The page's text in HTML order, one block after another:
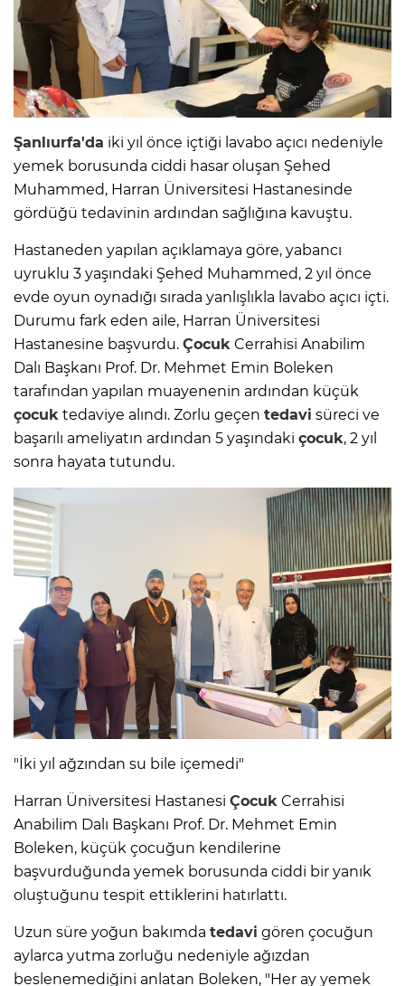
Şanlıurfa'da iki yıl önce içtiği lavabo açıcı nedeniyle
yemek borusunda ciddi hasar oluşan Şehed
Muhammed, Harran Üniversitesi Hastanesinde
gördüğü tedavinin ardından sağlığına kavuştu.
Hastaneden yapılan açıklamaya göre, yabancı
uyruklu 3 yaşındaki Şehed Muhammed, 2 yıl önce
evde oyun oynadığı sırada yanlışlıkla lavabo açıcı içti.
Durumu fark eden aile, Harran Üniversitesi
Hastanesine başvurdu. Çocuk Cerrahisi Anabilim
Dalı Başkanı Prof. Dr. Mehmet Emin Boleken
tarafından yapılan muayenenin ardından küçük
çocuk tedaviye alındı. Zorlu geçen tedavi süreci ve
başarılı ameliyatın ardından 5 yaşındaki çocuk, 2 yıl
sonra hayata tutundu.
"İki yıl ağzından su bile içemedi"
Harran Üniversitesi Hastanesi Çocuk Cerrahisi
Anabilim Dalı Başkanı Prof. Dr. Mehmet Emin
Boleken, küçük çocuğun kendilerine
başvurduğunda yemek borusunda ciddi bir yanık
oluştuğunu tespit ettiklerini hatırlattı.
Uzun süre yoğun bakımda tedavi gören çocuğun
aylarca yutma zorluğu nedeniyle ağızdan
beslenemediğini anlatan Boleken, "Her ay yemek